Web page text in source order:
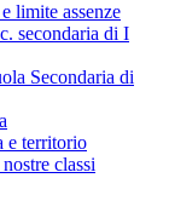
limite assenze
secondaria di I
Secondaria di
e territorio
classi